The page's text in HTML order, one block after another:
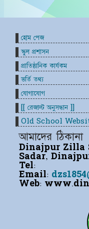
আমাদের ঠিকানা
Dinajpur Zilla
Sadar,
Tel:
Email:
Web:
হোম পেজ
স্কুল প্রশাসন
প্রাতিষ্ঠানিক কার্যকম
ভর্তি তথ্য
যোগাযোগ
[[ রেজাল্ট অনুসন্ধান ]]
Old School